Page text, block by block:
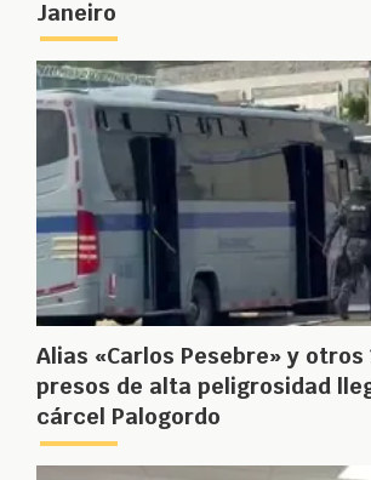
Janeiro
Alias «Carlos Pesebre» y otros
presos de alta peligrosidad
cárcel Palogordo